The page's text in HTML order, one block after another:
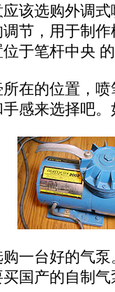
该选购外调
节，用于制
于笔杆中央 的
的位置，喷
感来选择吧
台好的气泵
国产的自制气